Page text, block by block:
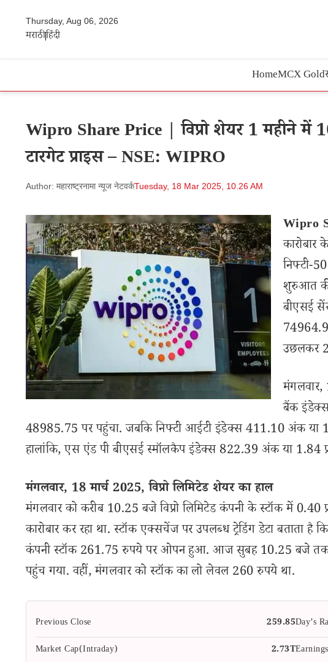
Thursday, Aug 06, 2026
मराठीहिंदी
HomeMCX Gold
Wipro Share Price | विप्रो शेयर 1 महीने
टारगेट प्राइस – NSE: WIPRO
Author: महाराष्ट्रनामा न्यूज नेटवर्कTuesday, 18 Mar 2025, 10.26 AM
Wipro
निफ्टी-
शुरुआत
बीएसई
उछलकर
बैंक
48985.75 पर पहुंचा. जबकि निफ्टी आईटी इंडेक्स 411.10 अंक या
हालांकि, एस एंड पी बीएसई स्मॉलकैप इंडेक्स 822.39 अंक या 1.84
मंगलवार, 18 मार्च 2025, विप्रो लिमिटेड शेयर का हाल
मंगलवार को करीब 10.25 बजे विप्रो लिमिटेड कंपनी के स्टॉक में
कारोबार कर रहा था. स्टॉक एक्सचेंज पर उपलब्ध ट्रेडिंग डेटा बताता है
कंपनी स्टॉक 261.75 रुपये पर ओपन हुआ. आज सुबह 10.25 बजे तक
पहुंच गया. वहीं, मंगलवार को स्टॉक का लो लेवल 260 रुपये था.
Previous Close 259.85Day’s
Market Cap(Intraday)
2.73T